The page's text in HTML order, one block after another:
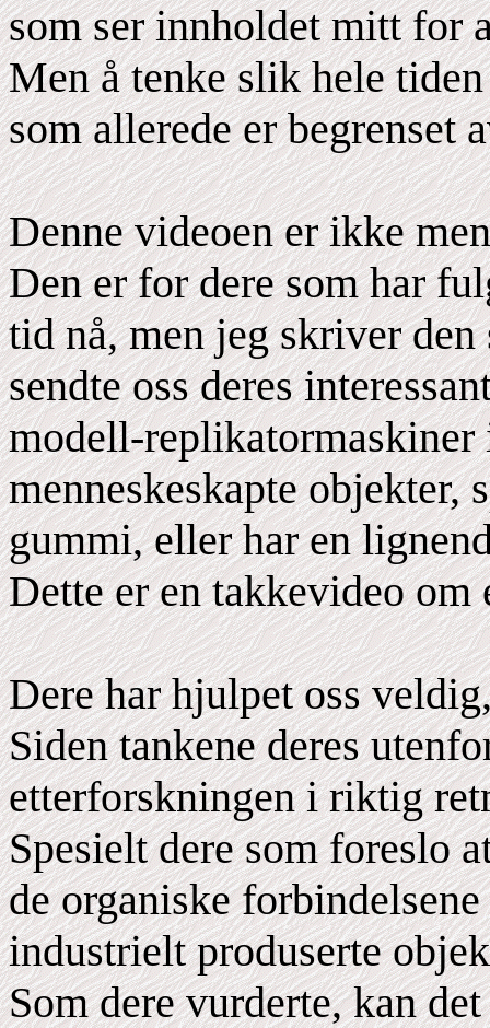
som ser innholdet mitt for
Men å tenke slik hele
som allerede er begrenset
Denne videoen er ikke
Den er for dere som har
tid nå, men jeg skriver
sendte oss deres
modell-replikatormaskiner
menneskeskapte objekter,
gummi, eller har en
Dette er en takkevideo om
Dere har hjulpet oss
Siden tankene deres
etterforskningen i riktig
Spesielt dere som foreslo
de organiske
industrielt produserte
Som dere vurderte, kan